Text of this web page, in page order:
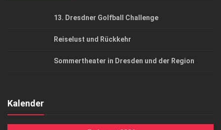
13. Dresdner Golfball Challenge
Reiselust und Rückkehr
Sommertheater in Dresden und der Region
Kalender